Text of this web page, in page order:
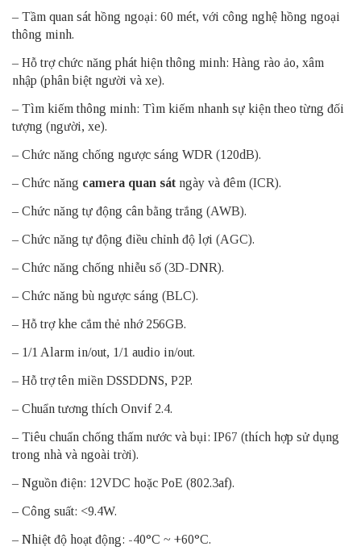
– Tầm quan sát hồng ngoại: 60 mét, với công nghệ hồng ngoại
thông minh.
– Hỗ trợ chức năng phát hiện thông minh: Hàng rào ảo, xâm
nhập (phân biệt người và xe).
– Tìm kiếm thông minh: Tìm kiếm nhanh sự kiện theo từng đối
tượng (người, xe).
– Chức năng chống ngược sáng WDR (120dB).
– Chức năng camera quan sát ngày và đêm (ICR).
– Chức năng tự động cân bằng trắng (AWB).
– Chức năng tự động điều chỉnh độ lợi (AGC).
– Chức năng chống nhiễu số (3D-DNR).
– Chức năng bù ngược sáng (BLC).
– Hỗ trợ khe cắm thẻ nhớ 256GB.
– 1/1 Alarm in/out, 1/1 audio in/out.
– Hỗ trợ tên miền DSSDDNS, P2P.
– Chuẩn tương thích Onvif 2.4.
– Tiêu chuẩn chống thấm nước và bụi: IP67 (thích hợp sử dụng
trong nhà và ngoài trời).
– Nguồn điện: 12VDC hoặc PoE (802.3af).
– Công suất: <9.4W.
– Nhiệt độ hoạt động: -40°C ~ +60°C.